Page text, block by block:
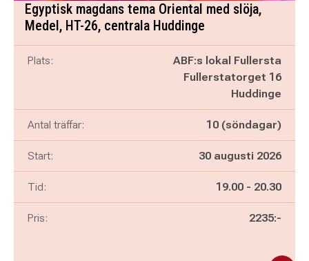
Egyptisk magdans tema Oriental med slöja,
Medel, HT-26, centrala Huddinge
Plats:
ABF:s lokal Fullersta
Fullerstatorget 16
Huddinge
Antal träffar: 10 (söndagar)
Start: 30 augusti 2026
Tid: Pågår mellan
19.00 - och
20.30
Pris: 2235:-